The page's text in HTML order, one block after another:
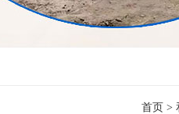
首页 >